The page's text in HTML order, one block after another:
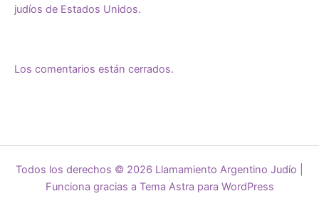
judíos de Estados Unidos.
Los comentarios están cerrados.
Todos los derechos © 2026 Llamamiento Argentino Judío |
Funciona gracias a Tema Astra para WordPress